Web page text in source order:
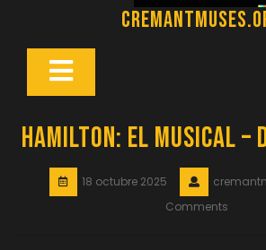
Botón
Hamilton: El Musical –
18 octubre 2025
Comments